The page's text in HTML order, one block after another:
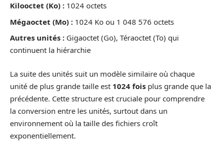
Kilooctet (Ko) : 1024 octets
Mégaoctet (Mo) : 1024 Ko ou 1 048 576 octets
Autres unités : Gigaoctet (Go), Téraoctet (To) qui
continuent la hiérarchie
La suite des unités suit un modèle similaire où chaque
unité de plus grande taille est 1024 fois plus grande que la
précédente. Cette structure est cruciale pour comprendre
la conversion entre les unités, surtout dans un
environnement où la taille des fichiers croît
exponentiellement.